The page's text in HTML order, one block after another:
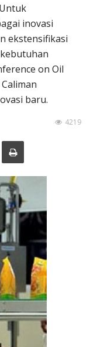
inovasi
ekstensifikasi
on Oil
baru.
4219